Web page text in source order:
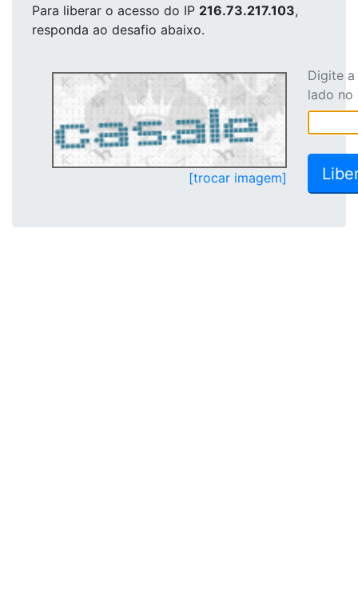
Para liberar o acesso do IP 216.73.217.103,
responda ao desafio abaixo.
[trocar imagem]
Digite
lado no